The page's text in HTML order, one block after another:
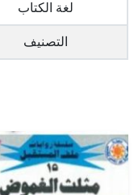
لغة الكتاب
التصنيف